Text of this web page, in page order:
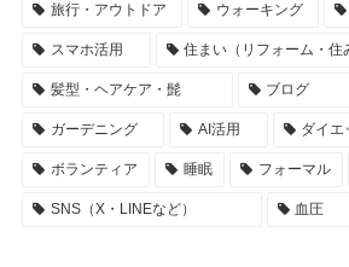
旅行・アウトドア ウォーキング
スマホ活用 住まい（リフォーム・住
髪型・ヘアケア・髭 ブログ
ガーデニング AI活用 ダイエ
ボランティア 睡眠 フォーマル
SNS（X・LINEなど） 血圧